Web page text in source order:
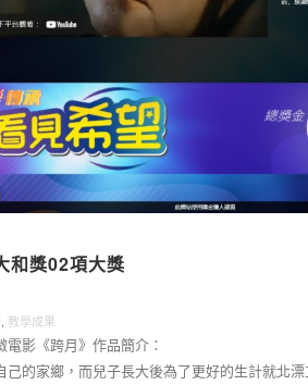
和獎02項大獎
教學成果
影《跨月》作品簡介：
的家鄉，而兒子長大後為了更好的生計就北